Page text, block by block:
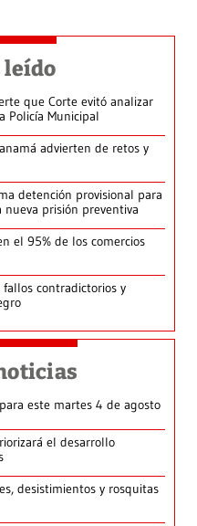
leído
que Corte evitó analizar
Policía Municipal
advierten de retos y
detención provisional para
prisión preventiva
el 95% de los comercios
contradictorios y
este martes 4 de agosto
el desarrollo
desistimientos y rosquitas